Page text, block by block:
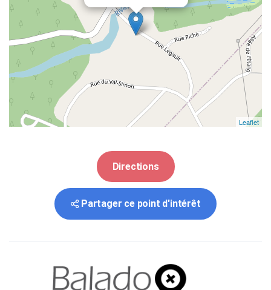
Leaflet
Directions
Partager ce point d'intérêt